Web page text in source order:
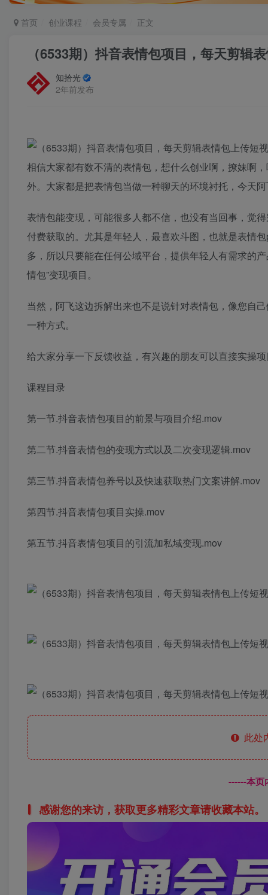
首页 创业课程 会员专属 正文
（6533期）抖音表情包项目，每天剪辑
知拾光
2年前发布
相信大家都有数不清的表情包，想什么创业啊，撩妹啊
外。大家都是把表情包当做一种聊天的环境衬托，今天
表情包能变现，可能很多人都不信，也没有当回事，觉
付费获取的。尤其是年轻人，最喜欢斗图，也就是表情
多，所以只要能在任何公域平台，提供年轻人有需求的
情包”变现项目。
当然，阿飞这边拆解出来也不是说针对表情包，像您自
一种方式。
给大家分享一下反馈收益，有兴趣的朋友可以直接实操
课程目录
第一节.抖音表情包项目的前景与项目介绍.mov
第二节.抖音表情包的变现方式以及二次变现逻辑.mov
第三节.抖音表情包养号以及快速获取热门文案讲解.mov
第四节.抖音表情包项目实操.mov
第五节.抖音表情包项目的引流加私域变现.mov
此处
------本页
感谢您的来访，获取更多精彩文章请收藏本站。